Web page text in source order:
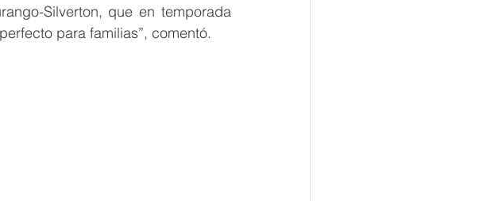
Silverton, que en temporada
para familias”, comentó.